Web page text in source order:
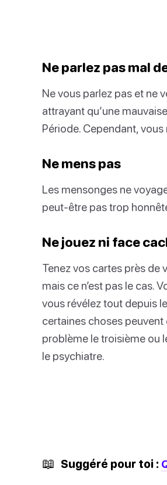
Ne parlez pas mal
Ne vous parlez pas et ne
attrayant qu’une
Période. Cependant,
Ne mens pas
Les mensonges ne
peut-être pas trop
Ne jouez ni face
Tenez vos cartes près de
mais ce n’est pas le cas.
vous révélez tout depuis
certaines choses
problème le troisième ou
le psychiatre.
📖 Suggéré pour toi :